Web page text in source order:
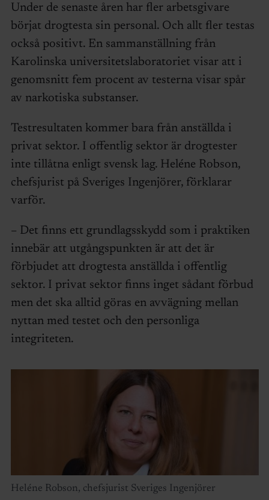
Under de senaste åren har fler arbetsgivare
börjat drogtesta sin personal. Och allt fler testas
också positivt. En sammanställning från
Karolinska universitetslaboratoriet visar att i
genomsnitt fem procent av testerna visar spår
av narkotiska substanser.
Testresultaten kommer bara från anställda i
privat sektor. I offentlig sektor är drogtester
inte tillåtna enligt svensk lag. Heléne Robson,
chefsjurist på Sveriges Ingenjörer, förklarar
varför.
– Det finns ett grundlagsskydd som i praktiken
innebär att utgångspunkten är att det är
förbjudet att drogtesta anställda i offentlig
sektor. I privat sektor finns inget sådant förbud
men det ska alltid göras en avvägning mellan
nyttan med testet och den personliga
integriteten.
Heléne Robson, chefsjurist Sveriges Ingenjörer